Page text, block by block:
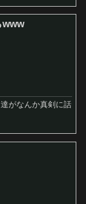
www
がなんか真剣に話